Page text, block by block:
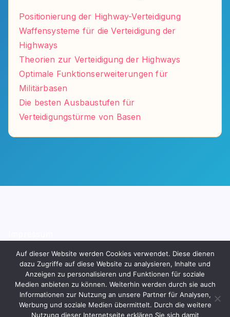
Positionierung der Highway-Verteidigung
Waffensysteme für die Verteidigung der
Highways
Theorien zur Verteidigung der Highways
Optimale Funktionserweiterungen für
Militärbasen
Die besten Ausbaustufen für
Verteidigungstürme von Basen
Copyright © 2026, All Rights Reserved.Blogone
Auf dieser Website werden Cookies verwendet. Diese dienen
dazu Zugriffe auf diese Website zu analysieren, Inhalte und
Anzeigen zu personalisieren und Funktionen für soziale
Medien anbieten zu können. Weiterhin werden durch sie auch
Informationen zur Nutzung an unsere Partner für Analysen,
Werbung und soziale Medien übermittelt. Durch die weitere
Nutzung dieser Internetseite erklären Sie sich damit